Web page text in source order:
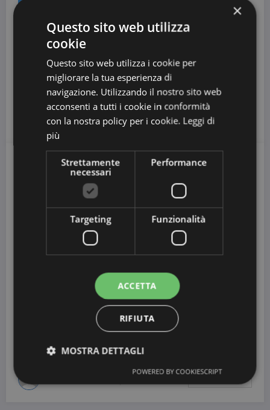
Campioni gratuiti integratori
MiaFarmacia
Dal 01 Luglio 2013, fino al mese di Agosto, MiaFarmacia vi offre
l'opportunità di stampare…
CouponDaStampare 0 Commenti Leggi Il Seguito
20 Giugno 2013
Coupon Da Stampare Prenatal
Anche Prenatal entra nel mondo dei couponing e lo fa mettendo a
×
Questo sito web utilizza
cookie
Questo sito web utilizza i cookie per
migliorare la tua esperienza di
navigazione. Utilizzando il nostro sito web
acconsenti a tutti i cookie in conformità
con la nostra policy per i cookie. Leggi di
più
Strettamente
necessari
Performance
Targeting Funzionalità
ACCETTA
RIFIUTA
MOSTRA DETTAGLI
POWERED BY COOKIESCRIPT